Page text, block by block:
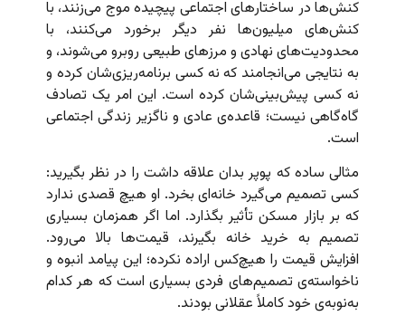
کنش‌ها در ساختارهای اجتماعی پیچیده موج می‌زنند، با
کنش‌های میلیون‌ها نفر دیگر برخورد می‌کنند، با
محدودیت‌های نهادی و مرزهای طبیعی روبرو می‌شوند، و
به نتایجی می‌انجامند که نه کسی برنامه‌ریزی‌شان کرده و
نه کسی پیش‌بینی‌شان کرده است. این امر یک تصادف
گاه‌گاهی نیست؛ قاعده‌ی عادی و ناگزیر زندگی اجتماعی
است.
مثالی ساده که پوپر بدان علاقه داشت را در نظر بگیرید:
کسی تصمیم می‌گیرد خانه‌ای بخرد. او هیچ قصدی ندارد
که بر بازار مسکن تأثیر بگذارد. اما اگر همزمان بسیاری
تصمیم به خرید خانه بگیرند، قیمت‌ها بالا می‌رود.
افزایش قیمت را هیچ‌کس اراده نکرده؛ این پیامد انبوه و
ناخواسته‌ی تصمیم‌های فردی بسیاری است که هر کدام
به‌نوبه‌ی خود کاملاً عقلانی بودند.